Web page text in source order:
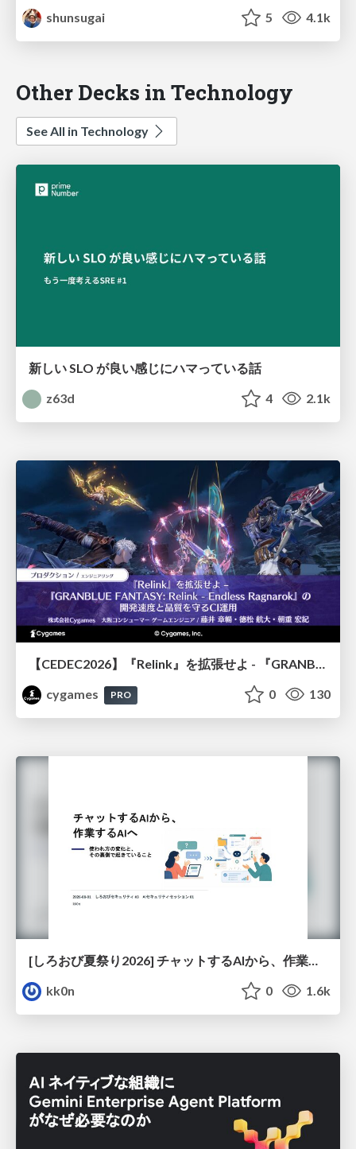
shunsugai
5 4.1k
Other Decks in Technology
See All in Technology
新しい SLO が良い感じにハマっている話
z63d
4 2.1k
【CEDEC2026】『Relink』を拡張せよ - 『GRANBLUE FANTASY: Relink - Endless Ragnarok』の開発速度と品質を守るCI運用
cygames
PRO 0 130
[しろおび夏祭り2026] チャットするAIから、作業するAIへ - 使われ方の変化と、その裏側で起きていること
kk0n
0 1.6k